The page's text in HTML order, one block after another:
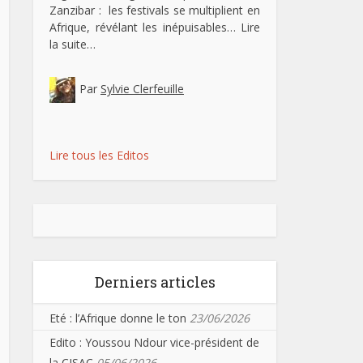
Zanzibar : les festivals se multiplient en
Afrique, révélant les inépuisables… Lire
la suite…
Par Sylvie Clerfeuille
Lire tous les Editos
Derniers articles
Eté : l’Afrique donne le ton 23/06/2026
Edito : Youssou Ndour vice-président de